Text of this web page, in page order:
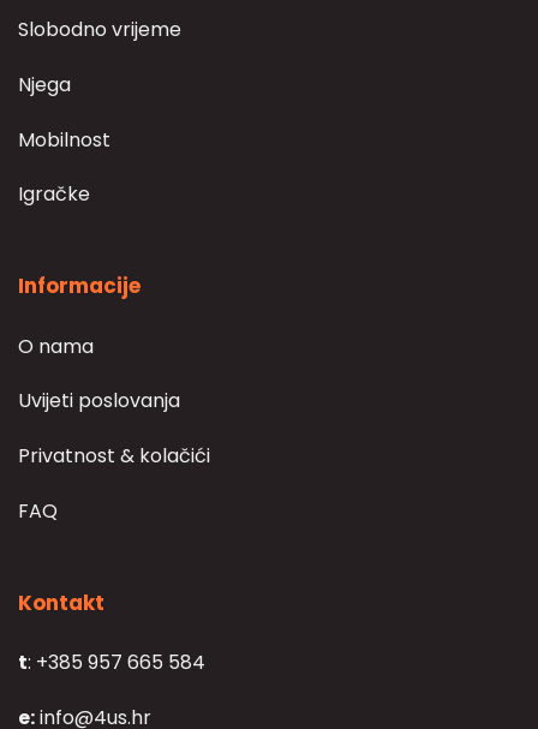
Slobodno vrijeme
Njega
Mobilnost
Igračke
Informacije
O nama
Uvijeti poslovanja
Privatnost & kolačići
FAQ
Kontakt
t: +385 957 665 584
e:info@4us.hr